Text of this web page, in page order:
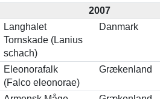
2007
Langhalet
Tornskade (Lanius
schach)
Danmark
Eleonorafalk
(Falco eleonorae)
Grækenland